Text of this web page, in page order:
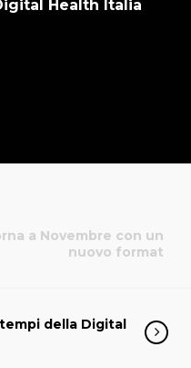
Health Italia
a Novembre con un
nuovo format
della Digital